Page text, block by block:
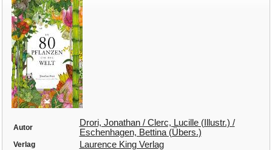
Autor
Drori, Jonathan / Clerc, Lucille (Illustr.) /
Eschenhagen, Bettina (Übers.)
Verlag Laurence King Verlag